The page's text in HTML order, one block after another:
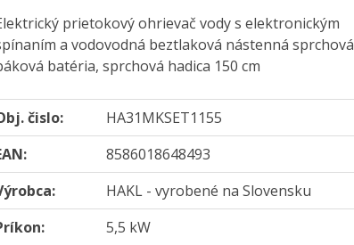
prietokový ohrievač vody s elektronickým
a vodovodná beztlaková nástenná sprchová
batéria, sprchová hadica 150 cm
čislo:
HA31MKSET1155
8586018648493
HAKL - vyrobené na Slovensku
5,5 kW